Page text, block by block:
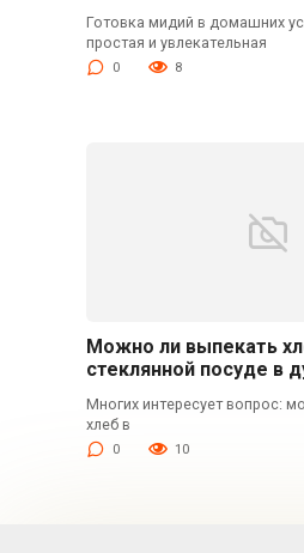
Готовка мидий в домашних
простая и увлекательная
0 8
Можно ли выпекать
стеклянной посуде в
Многих интересует вопрос:
хлеб в
0 10